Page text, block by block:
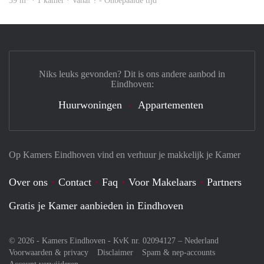
Op Kamers Eindhoven vind en verhuur je makkelijk je Kamer
Over ons Contact Faq Voor Makelaars
Partners
Gratis je Kamer aanbieden in Eindhoven
© 2026 - Kamers Eindhoven - KvK nr. 02094127 – Nederland
Voorwaarden & privacy
Disclaimer
Spam & nep-accounts
Niks leuks gevonden? Dit is ons andere aanbod in
Eindhoven:
Huurwoningen Appartementen